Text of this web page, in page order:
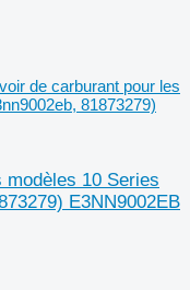
de carburant pour les
81873279)
10 Series
E3NN9002EB